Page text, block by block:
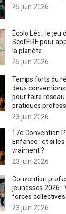
25 juin 2026
Écolo Léo : le jeu
Scol’ERE pour
la planète
25 juin 2026
Temps forts du
deux
pour faire
pratiques
23 juin 2026
17e Convention
Enfance : et si
vraiment ?
23 juin 2026
Convention
jeunesses 2026 :
forces collectives
23 juin 2026